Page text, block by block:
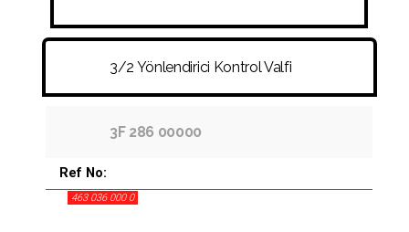
3/2 Yönlendirici Kontrol Valfi
3F 286 00000
Ref No:
463 036 000 0